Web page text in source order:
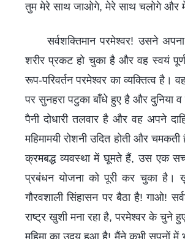
तुम मेरे साथ जाओगे, मेरे साथ चलोगे और
सर्वशक्तिमान परमेश्वर! उसने
शरीर प्रकट हो चुका है और वह स्वयं
रूप-परिवर्तन परमेश्वर का व्‍यक्तित्‍व
पर सुनहरा पटुका बाँधे हुए है और
पैनी दोधारी तलवार है और वह अपने
महिमामयी रोशनी उदित होती और
क्रमबद्ध व्यवस्था में घूमते हैं, उस एक
प्रबंधन योजना को पूरी कर चुका है।
गौरवशाली सिंहासन पर बैठा है! गाओ!
राष्ट्र खुशी मना रहा है, परमेश्वर के चुने
महिमा का उदय हुआ है! मैंने कभी सपनों में